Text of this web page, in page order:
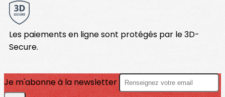
Les paiements en ligne sont protégés par le 3D-
Secure.
Je m'abonne à la newsletter